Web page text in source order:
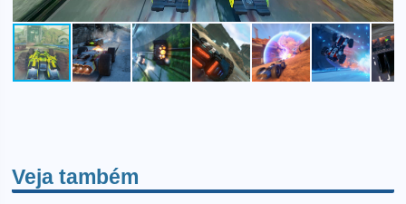
Veja também